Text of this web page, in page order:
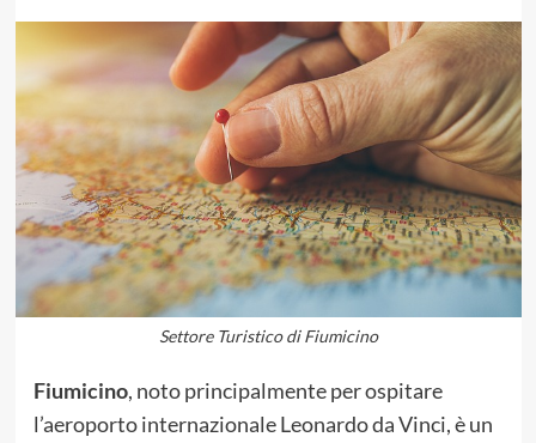
Settore Turistico di Fiumicino
Fiumicino, noto principalmente per ospitare
l’aeroporto internazionale Leonardo da Vinci, è un